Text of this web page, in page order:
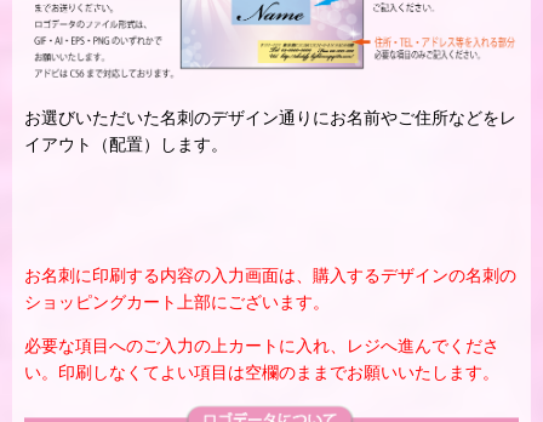
お選びいただいた名刺のデザイン通りにお名前やご住所などをレ
イアウト（配置）します。
お名刺に印刷する内容の入力画面は、購入するデザインの名刺の
ショッピングカート上部にございます。
必要な項目へのご入力の上カートに入れ、レジへ進んでくださ
い。印刷しなくてよい項目は空欄のままでお願いいたします。